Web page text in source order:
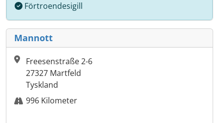
Förtroendesigill
Mannott
Freesenstraße 2-6
27327 Martfeld
Tyskland
996 Kilometer